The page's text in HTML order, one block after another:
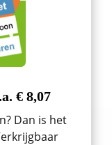
€ 8,07
Dan is het